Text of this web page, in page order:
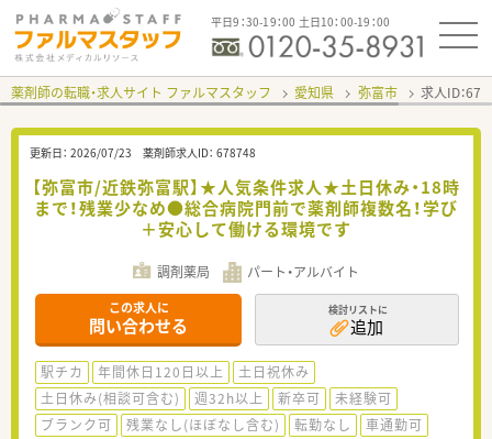
平日9：30-19：00 土日10：00-19：00
薬剤師の転職・求人サイト ファルマスタッフ 愛知県 弥富市 求人ID：
更新日： 2026/07/23 薬剤師求人ID： 678748
【弥富市/近鉄弥富駅】★人気条件求人★土日休み・18時
まで！残業少なめ●総合病院門前で薬剤師複数名！学び
＋安心して働ける環境です
調剤薬局 パート・アルバイト
この求人に
問い合わせる
検討リストに
追加
駅チカ 年間休日120日以上
土日祝休み
土日休み(相談可含む)
週32h以上 新卒可
未経験可
ブランク可
残業なし(ほぼなし含む) 転勤なし
車通勤可